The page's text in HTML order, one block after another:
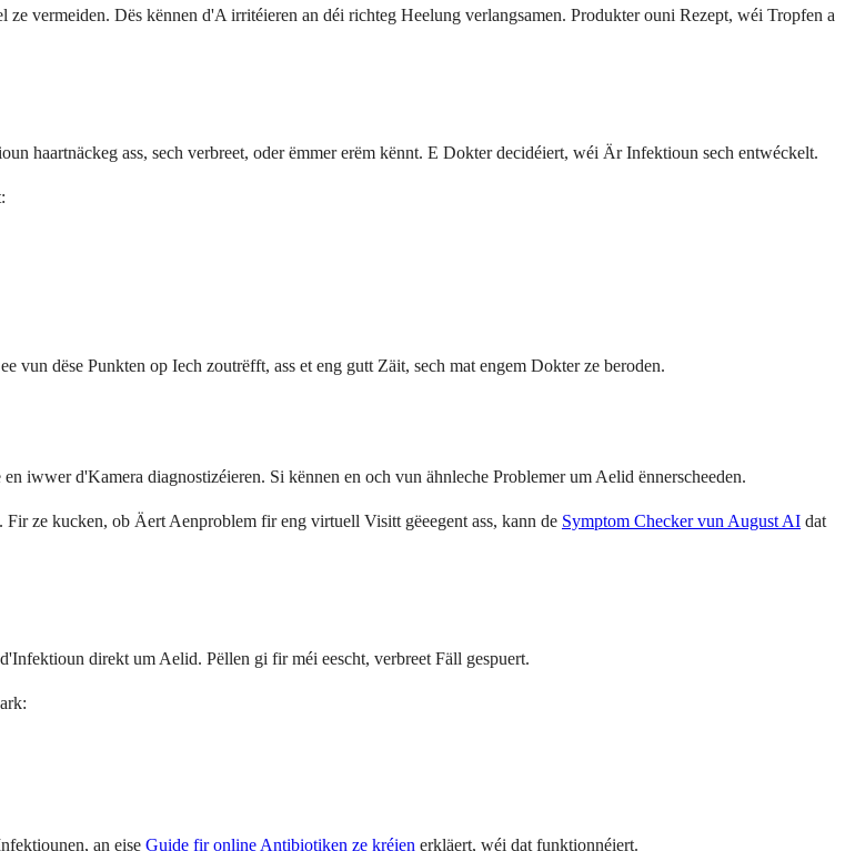
vermeiden. Dës kënnen d'A irritéieren an déi richteg Heelung verlangsamen. Produkter ouni Rezept, wéi Tropfen a
haartnäckeg ass, sech verbreet, oder ëmmer erëm kënnt. E Dokter decidéiert, wéi Är Infektioun sech entwéckelt.
dëse Punkten op Iech zoutrëfft, ass et eng gutt Zäit, sech mat engem Dokter ze beroden.
iwwer d'Kamera diagnostizéieren. Si kënnen en och vun ähnleche Problemer um Aelid ënnerscheeden.
ze kucken, ob Äert Aenproblem fir eng virtuell Visitt gëeegent ass, kann de Symptom Checker vun August AI dat
direkt um Aelid. Pëllen gi fir méi eescht, verbreet Fäll gespuert.
an eise Guide fir online Antibiotiken ze kréien erkläert, wéi dat funktionnéiert.